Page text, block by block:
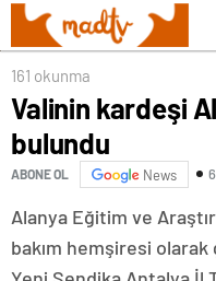
161 okunma
Valinin kardeşi
bulundu
ABONE OL News
Alanya Eğitim ve
bakım hemşiresi olarak